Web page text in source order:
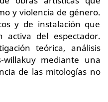
y violencia de género.
y de instalación que
activa del espectador.
teórica, análisis
mediante una
de las mitologías no